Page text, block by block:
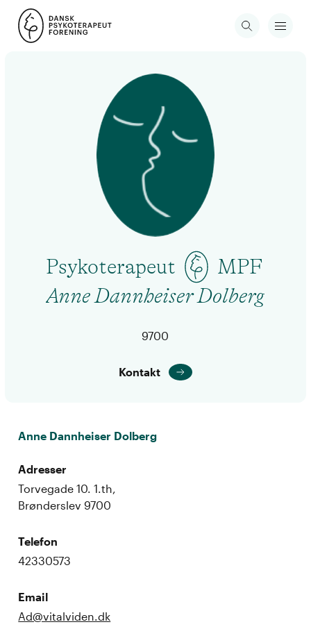
Psykoterapeut
MPF
Anne Dannheiser Dolberg
9700
Kontakt
Anne Dannheiser Dolberg
Adresser
Torvegade 10. 1.th,
Brønderslev 9700
Telefon
42330573
Email
Ad@vitalviden.dk